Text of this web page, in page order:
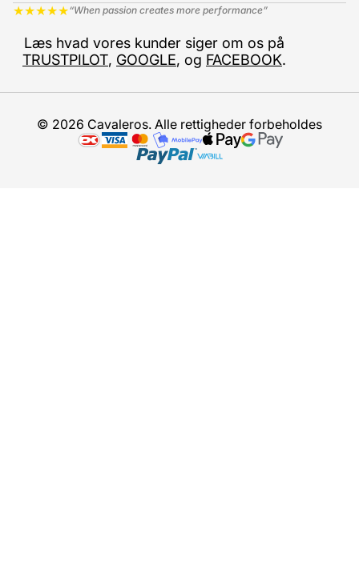
★★★★★“When passion creates more performance”
Læs hvad vores kunder siger om os på
TRUSTPILOT, GOOGLE, og FACEBOOK.
© 2026 Cavaleros. Alle rettigheder forbeholdes